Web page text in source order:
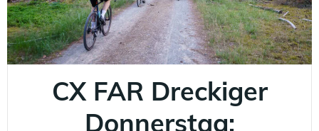
CX FAR Dreckiger
Donnerstag: